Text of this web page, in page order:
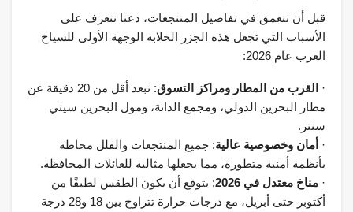
قبل أن نتعمق في تفاصيل المنتجعات، دعنا نتعرف على
الأسباب التي تجعل هذه الجزر الخلابة الوجهة الأولى للسياح
العرب عام 2026:
· القرب من المطار ومراكز التسوق
: تبعد أقل من 20 دقيقة عن
مطار البحرين الدولي، ومجمع الدانة، ومول البحرين سيتي
سنتر.
· أمان وخصوصية عالية: جميع المنتجعات والفلل محاطة
بأنظمة أمنية متطورة، مما يجعلها مثالية للعائلات المحافظة.
· مناخ معتدل في 2026
: يتوقع أن يكون الطقس لطيفًا من
أكتوبر حتى أبريل، مع درجات حرارة تتراوح بين 18 و28 درجة